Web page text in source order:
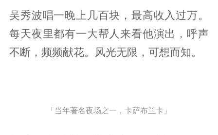
吴秀波唱一晚上几百块，最高收入过万。
每天夜里都有一大帮人来看他演出，呼声
不断，频频献花。风光无限，可想而知。
「当年著名夜场之一，卡萨布兰卡」